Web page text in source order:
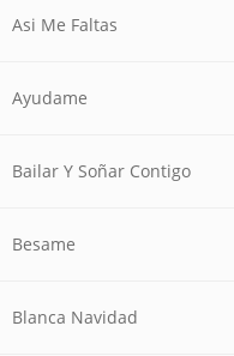
Asi Me Faltas
Ayudame
Bailar Y Soñar Contigo
Besame
Blanca Navidad